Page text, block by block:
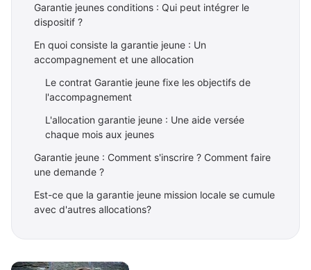
Garantie jeunes conditions : Qui peut intégrer le
dispositif ?
En quoi consiste la garantie jeune : Un
accompagnement et une allocation
Le contrat Garantie jeune fixe les objectifs de
l'accompagnement
L'allocation garantie jeune : Une aide versée
chaque mois aux jeunes
Garantie jeune : Comment s'inscrire ? Comment faire
une demande ?
Est-ce que la garantie jeune mission locale se cumule
avec d'autres allocations?